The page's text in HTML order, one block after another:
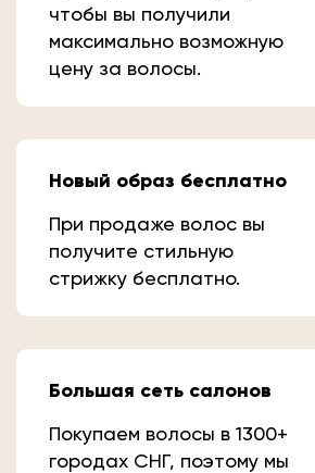
чтобы вы получили
максимально возможную
цену за волосы.
Новый образ бесплатно
При продаже волос вы
получите стильную
стрижку бесплатно.
Большая сеть салонов
Покупаем волосы в 1300+
городах СНГ, поэтому мы